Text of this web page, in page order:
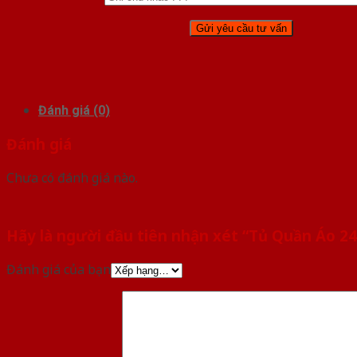
Đánh giá (0)
Đánh giá
Chưa có đánh giá nào.
Hãy là người đầu tiên nhận xét “Tủ Quần Áo
Đánh giá của bạn